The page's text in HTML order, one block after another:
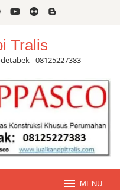
Tralis
- 08125227383
MENU